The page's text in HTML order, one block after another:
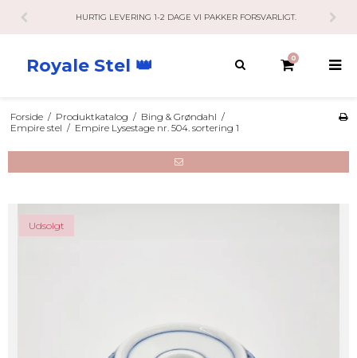
HURTIG LEVERING 1-2 DAGE VI PAKKER FORSVARLIGT.
Royale Stel 👑 0
Forside / Produktkatalog / Bing & Grøndahl /
Empire stel / Empire Lysestage nr. 504. sortering 1
Udsolgt